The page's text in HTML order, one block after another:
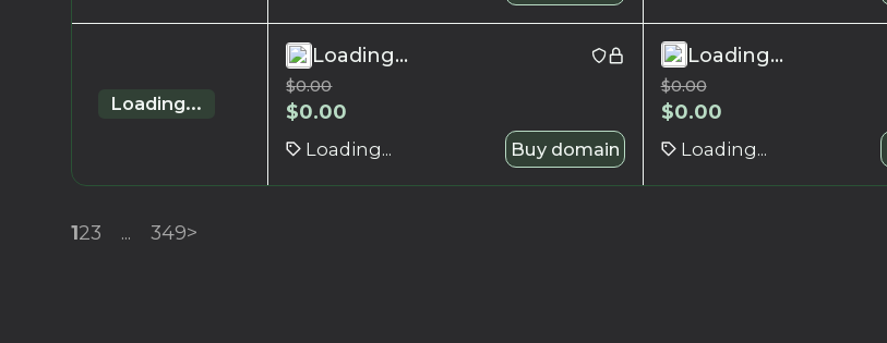
Loading...
Loading...
$0.00
$0.00
Loading... Buy domain
Loading...
$0.00
$0.00
Loading...
123 ... 349>